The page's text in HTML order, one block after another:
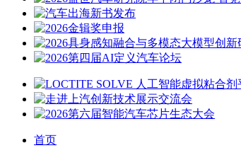
首页